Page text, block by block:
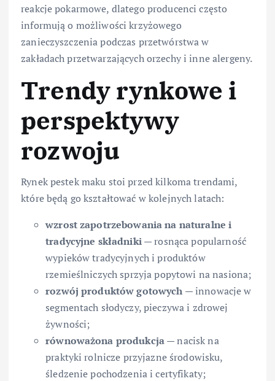
reakcje pokarmowe, dlatego producenci często
informują o możliwości krzyżowego
zanieczyszczenia podczas przetwórstwa w
zakładach przetwarzających orzechy i inne alergeny.
Trendy rynkowe i
perspektywy
rozwoju
Rynek pestek maku stoi przed kilkoma trendami,
które będą go kształtować w kolejnych latach:
wzrost zapotrzebowania na naturalne i
tradycyjne składniki— rosnąca popularność
wypieków tradycyjnych i produktów
rzemieślniczych sprzyja popytowi na nasiona;
rozwój produktów gotowych — innowacje w
segmentach słodyczy, pieczywa i zdrowej
żywności;
równoważona produkcja— nacisk na
praktyki rolnicze przyjazne środowisku,
śledzenie pochodzenia i certyfikaty;